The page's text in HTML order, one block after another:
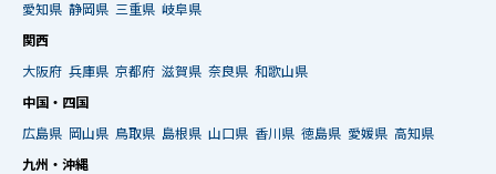
愛知県 静岡県 三重県 岐阜県
関西
大阪府 兵庫県 京都府 滋賀県 奈良県 和歌山県
中国・四国
広島県 岡山県 鳥取県 島根県 山口県 香川県 徳島県 愛媛県 高知県
九州・沖縄